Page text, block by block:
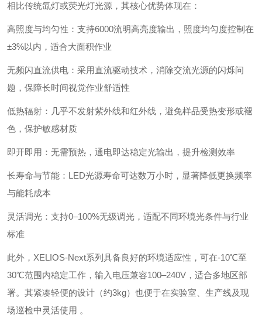
相比传统氙灯或荧光灯光源，其核心优势体现在：
‌高照度与均匀性‌：支持6000流明高亮度输出，照度均匀度控制在
±3%以内，适合大面积作业
‌无频闪直流供电‌：采用直流驱动技术，消除交流光源的闪烁问
题，保障长时间视觉作业舒适性
‌低热辐射‌：几乎不发射紫外线和红外线，避免样品受热变形或褪
色，保护敏感材质
‌即开即用‌：无需预热，通电即达稳定光输出，提升检测效率
‌长寿命与节能‌：LED光源寿命可达数万小时，显著降低更换频率
与能耗成本
‌灵活调光‌：支持0–100%无级调光，适配不同环境光条件与行业
标准
此外，XELIOS-Next系列具备良好的环境适应性，可在-10℃至
30℃范围内稳定工作，输入电压兼容100–240V，适合多地区部
署。其紧凑轻便的设计（约3kg）也便于在实验室、生产线及现
场巡检中灵活使用 。